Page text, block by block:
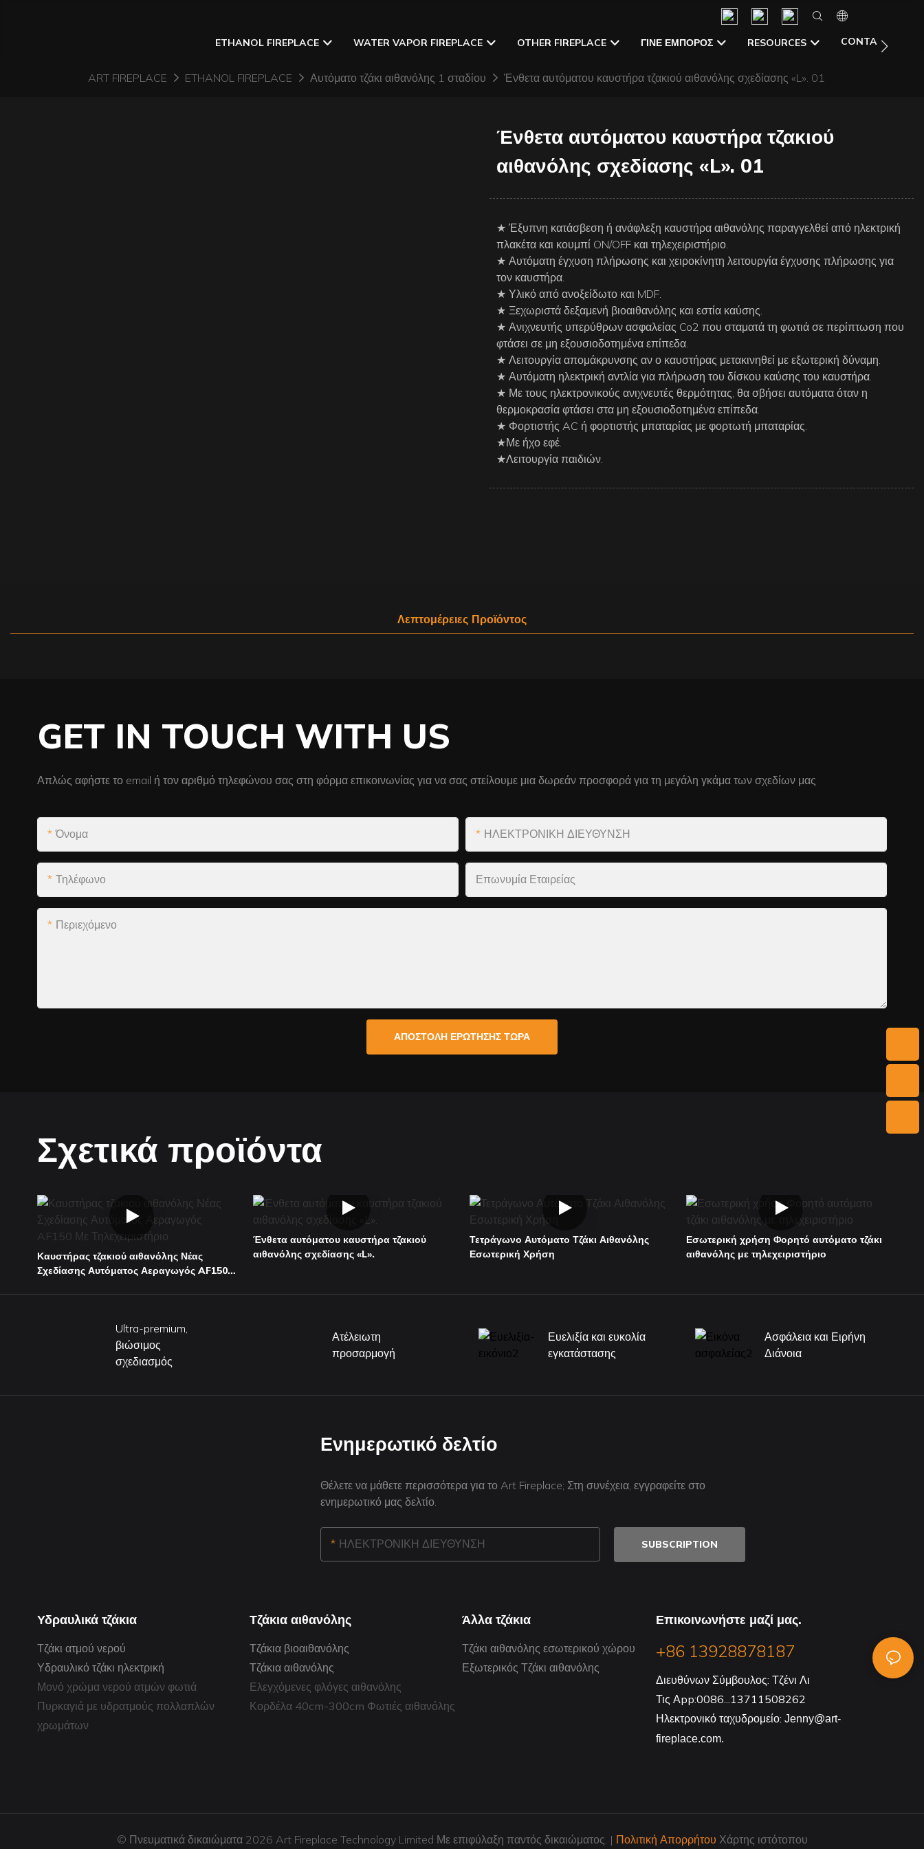
ETHANOL FIREPLACE WATER VAPOR FIREPLACE OTHER FIREPLACE ΓΊΝΕ ΈΜΠΟΡΟΣ RESOURCES CONTACT US
ART FIREPLACE ETHANOL FIREPLACE Αυτόματο τζάκι αιθανόλης 1 σταδίου Ένθετα αυτόματου καυστήρα τζακιού αιθανόλης σχεδίασης «L». 01
Ένθετα αυτόματου καυστήρα τζακιού
αιθανόλης σχεδίασης «L». 01
★ Έξυπνη κατάσβεση ή ανάφλεξη καυστήρα αιθανόλης παραγγελθεί από ηλεκτρική
πλακέτα και κουμπί ON/OFF και τηλεχειριστήριο.
★ Αυτόματη έγχυση πλήρωσης και χειροκίνητη λειτουργία έγχυσης πλήρωσης για
τον καυστήρα.
★ Υλικό από ανοξείδωτο και MDF.
★ Ξεχωριστά δεξαμενή βιοαιθανόλης και εστία καύσης.
★ Ανιχνευτής υπερύθρων ασφαλείας Co2 που σταματά τη φωτιά σε περίπτωση που
φτάσει σε μη εξουσιοδοτημένα επίπεδα.
★ Λειτουργία απομάκρυνσης αν ο καυστήρας μετακινηθεί με εξωτερική δύναμη.
★ Αυτόματη ηλεκτρική αντλία για πλήρωση του δίσκου καύσης του καυστήρα.
★ Με τους ηλεκτρονικούς ανιχνευτές θερμότητας, θα σβήσει αυτόματα όταν η
θερμοκρασία φτάσει στα μη εξουσιοδοτημένα επίπεδα.
★ Φορτιστής AC ή φορτιστής μπαταρίας με φορτωτή μπαταρίας.
★Με ήχο εφέ.
★Λειτουργία παιδιών.
Λεπτομέρειες Προϊόντος
GET IN TOUCH WITH US
Απλώς αφήστε το email ή τον αριθμό τηλεφώνου σας στη φόρμα επικοινωνίας για να σας στείλουμε μια δωρεάν προσφορά για τη μεγάλη γκάμα των σχεδίων μας
Όνομα ΗΛΕΚΤΡΟΝΙΚΗ ΔΙΕΥΘΥΝΣΗ
Τηλέφωνο Επωνυμία Εταιρείας
Περιεχόμενο
ΑΠΟΣΤΟΛΉ ΕΡΏΤΗΣΗΣ ΤΏΡΑ
Σχετικά προϊόντα
Καυστήρας τζακιού αιθανόλης Νέας
Σχεδίασης Αυτόματος Αεραγωγός AF150
Ένθετα αυτόματου καυστήρα τζακιού
αιθανόλης σχεδίασης «L».
Τετράγωνο Αυτόματο Τζάκι Αιθανόλης
Εσωτερική Χρήση
Εσωτερική χρήση Φορητό αυτόματο τζάκι
αιθανόλης με τηλεχειριστήριο
Ultra-premium,
βιώσιμος
σχεδιασμός
Ατέλειωτη
προσαρμογή
Ευελιξία και ευκολία
εγκατάστασης
Ασφάλεια και Ειρήνη
Διάνοια
Ενημερωτικό δελτίο
Θέλετε να μάθετε περισσότερα για το Art Fireplace; Στη συνέχεια, εγγραφείτε στο
ενημερωτικό μας δελτίο.
ΗΛΕΚΤΡΟΝΙΚΗ ΔΙΕΥΘΥΝΣΗ SUBSCRIPTION
Υδραυλικά τζάκια
Τζάκι ατμού νερού
Υδραυλικό τζάκι ηλεκτρική
Μονό χρώμα νερού ατμών φωτιά
Πυρκαγιά με υδρατμούς πολλαπλών
χρωμάτων
Τζάκια αιθανόλης
Τζάκια βιοαιθανόλης
Τζάκια αιθανόλης
Ελεγχόμενες φλόγες αιθανόλης
Κορδέλα 40cm-300cm Φωτιές αιθανόλης
Άλλα τζάκια
Τζάκι αιθανόλης εσωτερικού χώρου
Εξωτερικός Τζάκι αιθανόλης
Επικοινωνήστε μαζί μας.
+86 13928878187
Διευθύνων Σύμβουλος: Τζένι Λι
Τις Αpp:0086...13711508262
Ηλεκτρονικό ταχυδρομείο:Jenny@art-
fireplace.com.
© Πνευματικά δικαιώματα 2026 Art Fireplace Technology Limited Με επιφύλαξη παντός δικαιώματος. | Πολιτική Απορρήτου Χάρτης ιστότοπου